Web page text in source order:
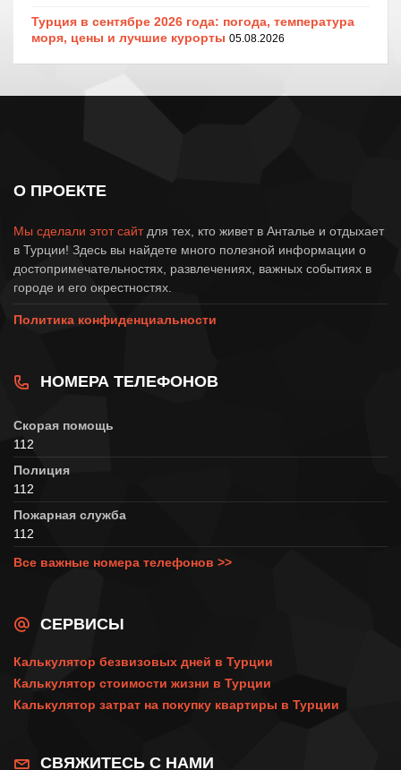
Турция в сентябре 2026 года: погода, температура
моря, цены и лучшие курорты 05.08.2026
О ПРОЕКТЕ
Мы сделали этот сайтдля тех, кто живет в Анталье и отдыхает
в Турции! Здесь вы найдете много полезной информации о
достопримечательностях, развлечениях, важных событиях в
городе и его окрестностях.
Политика конфиденциальности
НОМЕРА ТЕЛЕФОНОВ
Скорая помощь
112
Полиция
112
Пожарная служба
112
Все важные номера телефонов >>
СЕРВИСЫ
Калькулятор безвизовых дней в Турции
Калькулятор стоимости жизни в Турции
Калькулятор затрат на покупку квартиры в Турции
СВЯЖИТЕСЬ С НАМИ